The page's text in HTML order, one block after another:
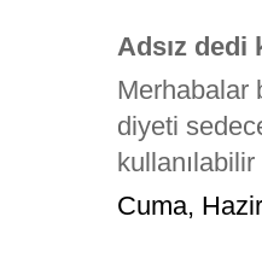
Adsız dedi
Merhabalar
diyeti
Cuma,